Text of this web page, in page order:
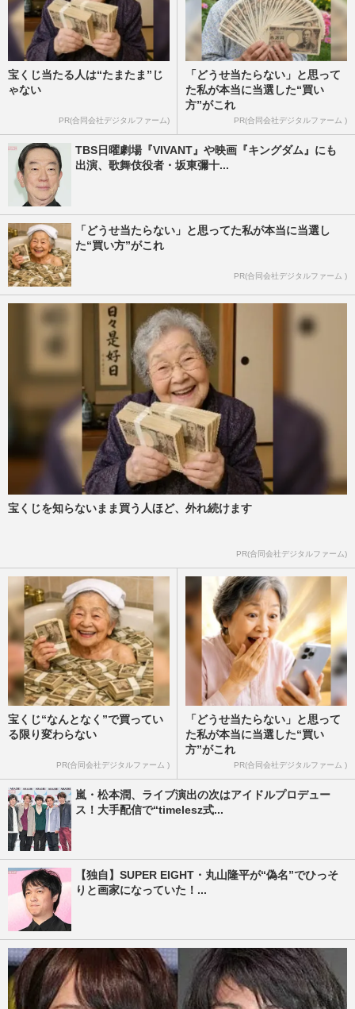
宝くじ当たる人は“たまたま”じ
ゃない
PR(合同会社デジタルファーム)
「どうせ当たらない」と思って
た私が本当に当選した“買い
方”がこれ
PR(合同会社デジタルファーム )
TBS日曜劇場『VIVANT』や映画『キングダム』にも
出演、歌舞伎役者・坂東彌十...
「どうせ当たらない」と思ってた私が本当に当選し
た“買い方”がこれ
PR(合同会社デジタルファーム )
宝くじを知らないまま買う人ほど、外れ続けます
PR(合同会社デジタルファーム)
宝くじ“なんとなく”で買ってい
る限り変わらない
PR(合同会社デジタルファーム )
「どうせ当たらない」と思って
た私が本当に当選した“買い
方”がこれ
PR(合同会社デジタルファーム )
嵐・松本潤、ライブ演出の次はアイドルプロデュー
ス！大手配信で“timelesz式...
【独自】SUPER EIGHT・丸山隆平が“偽名”でひっそ
りと画家になっていた！...